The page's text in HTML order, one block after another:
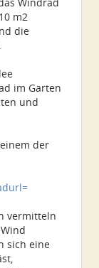
m2
die
im Garten
und
der
vermitteln
sich eine